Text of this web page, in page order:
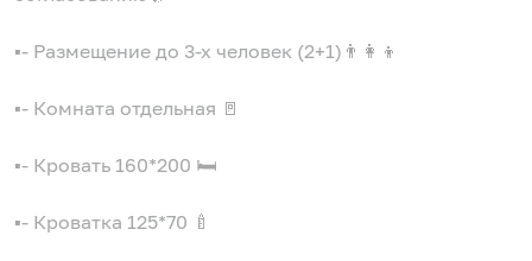
▪️- Размещение до 3-х человек (2+1)👨‍👩‍👦
▪️- Комната отдельная 🚪
▪️- Кровать 160*200 🛏
▪️- Кроватка 125*70 🍼